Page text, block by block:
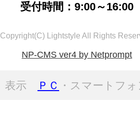
受付時間：9:00～16:00
Copyright(C) Lightstyle All Rights
NP-CMS ver4 by Netprompt
表示 ＰＣ ・スマートフ